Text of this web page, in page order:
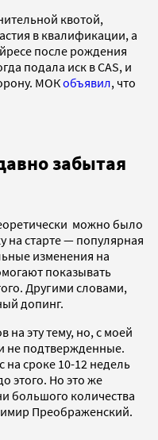
квотой,
в квалификации, а
после рождения
подала иск в CAS, и
МОКобъявил, что
забытая
можно было
на старте — популярная
изменения на
показывать
Другими словами,
допинг.
на эту тему, но, с моей
не подтвержденные.
на сроке 10-12 недель
этого. Но это же
большого количества
Преображенский.